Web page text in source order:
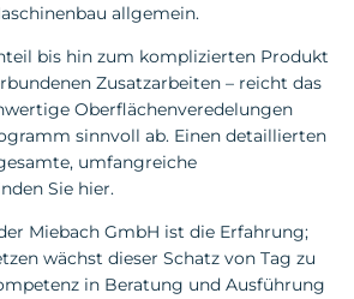
allgemein.
bis hin zum komplizierten Produkt
Zusatzarbeiten – reicht das
Oberflächenveredelungen
sinnvoll ab. Einen detaillierten
umfangreiche
Sie hier.
Miebach GmbH ist die Erfahrung;
wächst dieser Schatz von Tag zu
in Beratung und Ausführung